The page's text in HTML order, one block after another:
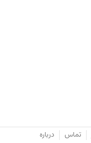
تماس درباره